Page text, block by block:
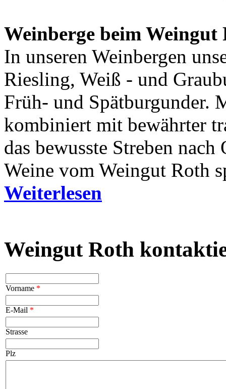
Weinberge beim Weingut
In unseren Weinbergen
Riesling, Weiß - und
Früh- und Spätburgunder.
kombiniert mit bewährter
das bewusste Streben
Weine vom Weingut Roth
Weiterlesen
Weingut Roth
Vorname *
E-Mail *
Strasse
Plz